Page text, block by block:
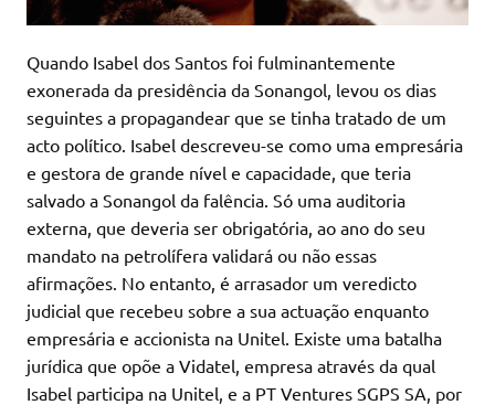
Quando Isabel dos Santos foi fulminantemente
exonerada da presidência da Sonangol, levou os dias
seguintes a propagandear que se tinha tratado de um
acto político. Isabel descreveu-se como uma empresária
e gestora de grande nível e capacidade, que teria
salvado a Sonangol da falência. Só uma auditoria
externa, que deveria ser obrigatória, ao ano do seu
mandato na petrolífera validará ou não essas
afirmações. No entanto, é arrasador um veredicto
judicial que recebeu sobre a sua actuação enquanto
empresária e accionista na Unitel. Existe uma batalha
jurídica que opõe a Vidatel, empresa através da qual
Isabel participa na Unitel, e a PT Ventures SGPS SA, por